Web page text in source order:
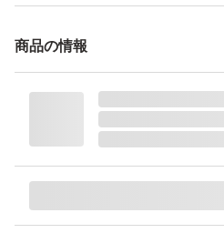
お願い致します。
上記の事を守れない方はブロッ
その他一般常識がないと判断
ものは基本バラ売りは不可
商品の情報